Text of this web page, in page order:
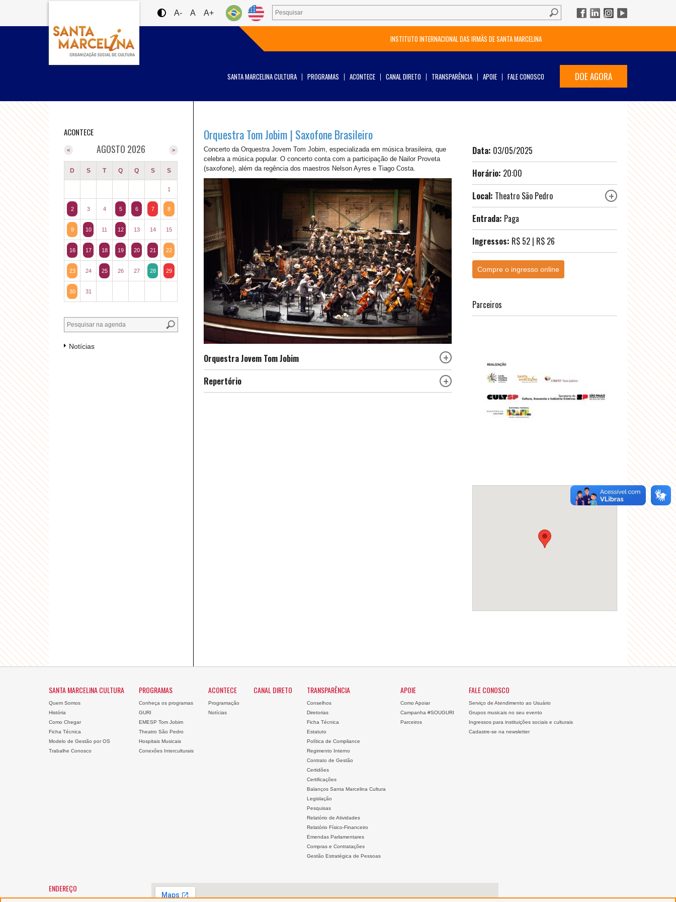
A- A A+
INSTITUTO INTERNACIONAL DAS IRMÃS DE SANTA MARCELINA
DOE AGORA
SANTA MARCELINA CULTURA PROGRAMAS ACONTECE CANAL DIRETO TRANSPARÊNCIA APOIE FALE CONOSCO
Orquestra Tom Jobim | Saxofone Brasileiro
Concerto da Orquestra Jovem Tom Jobim, especializada em música brasileira, que
celebra a música popular. O concerto conta com a participação de Nailor Proveta
(saxofone), além da regência dos maestros Nelson Ayres e Tiago Costa.
Orquestra Jovem Tom Jobim
Repertório
Data: 03/05/2025
Horário: 20:00
Local: Theatro São Pedro
Entrada: Paga
Ingressos: R$ 52 | R$ 26
Compre o ingresso online
Parceiros
ACONTECE
AGOSTO 2026 >
<
D S T Q Q S S
1
2 3 4 5 6 7 8
9 10 11 12 13 14 15
16 17 18 19 20 21 22
23 24 25 26 27 28 29
30 31
Notícias
SANTA MARCELINA CULTURA
Quem Somos
História
Como Chegar
Ficha Técnica
Modelo de Gestão por OS
Trabalhe Conosco
PROGRAMAS
Conheça os programas
GURI
EMESP Tom Jobim
Theatro São Pedro
Hospitais Musicais
Conexões Interculturais
ACONTECE
Programação
Notícias
CANAL DIRETO TRANSPARÊNCIA
Conselhos
Diretorias
Ficha Técnica
Estatuto
Política de Compliance
Regimento Interno
Contrato de Gestão
Certidões
Certificações
Balanços Santa Marcelina Cultura
Legislação
Pesquisas
Relatório de Atividades
Relatório Físico-Financeiro
Emendas Parlamentares
Compras e Contratações
Gestão Estratégica de Pessoas
APOIE
Como Apoiar
Campanha #SOUGURI
Parceiros
FALE CONOSCO
Serviço de Atendimento ao Usuário
Grupos musicais no seu evento
Ingressos para instituições sociais e culturais
Cadastre-se na newsletter
ENDEREÇO